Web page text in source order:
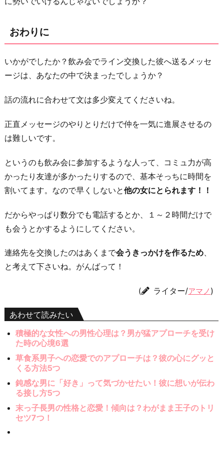
おわりに
いかがでしたか？飲み会でライン交換した彼へ送るメッセ
ージは、あなたの中で決まったでしょうか？
話の流れに合わせて文は多少変えてくださいね。
正直メッセージのやりとりだけで仲を一気に進展させるの
は難しいです。
というのも飲み会に参加するような人って、コミュ力が高
かったり友達が多かったりするので、基本そっちに時間を
割いてます。なので早くしないと他の女にとられます！！
だからやっぱり数分でも電話するとか、１～２時間だけで
も会うとかするようにしてください。
連絡先を交換したのはあくまで会うきっかけを作るため、
と考えて下さいね。がんばって！
( ライター/アマノ )
あわせて読みたい
積極的な女性への男性心理は？男が猛アプローチを受け
た時の心境6選
草食系男子への恋愛でのアプローチは？彼の心にグッと
くる方法5つ
鈍感な男に「好き」って気づかせたい！彼に想いが伝わ
る接し方5つ
末っ子長男の性格と恋愛！傾向は？わがまま王子のトリ
セツ7つ！